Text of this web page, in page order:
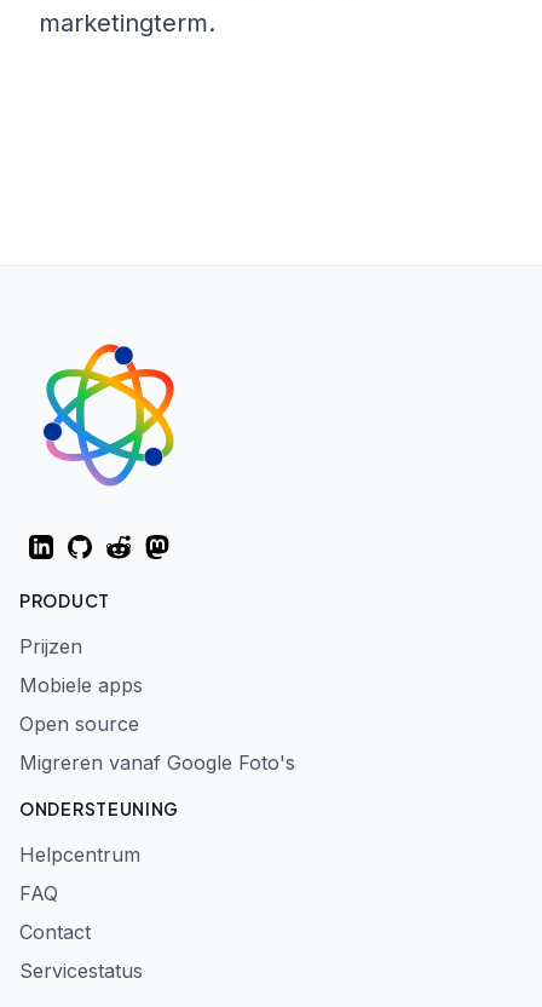
marketingterm.
LinkedInGitHubRedditMastodon
PRODUCT
Prijzen
Mobiele apps
Open source
Migreren vanaf Google Foto's
ONDERSTEUNING
Helpcentrum
FAQ
Contact
Servicestatus